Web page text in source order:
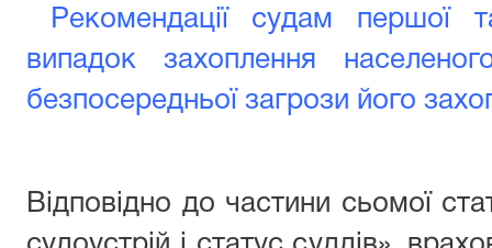
Рекомендації судам першої
випадок захоплення
безпосередньої загрози його
Відповідно до частини сьомої